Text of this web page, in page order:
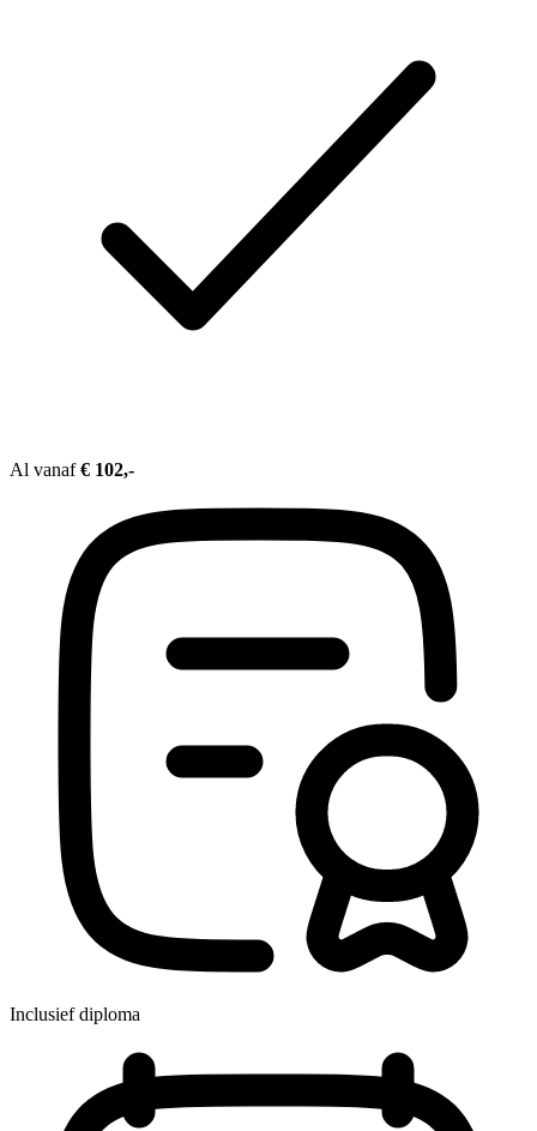
Al vanaf€ 102,-
Inclusief diploma